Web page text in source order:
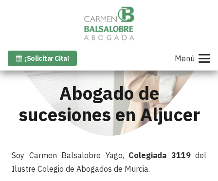
¡Solicitar Cita! Menú
Abogado de
sucesiones en Aljucer
Soy Carmen Balsalobre Yago, Colegiada 3119del
Ilustre Colegio de Abogados de Murcia.